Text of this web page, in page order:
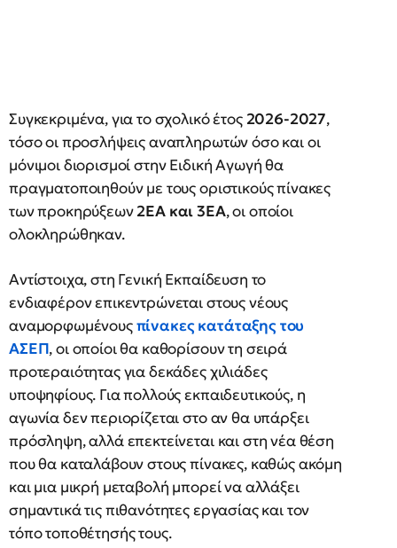
Συγκεκριμένα, για το σχολικό έτος 2026-2027,
τόσο οι προσλήψεις αναπληρωτών όσο και οι
μόνιμοι διορισμοί στην Ειδική Αγωγή θα
πραγματοποιηθούν με τους οριστικούς πίνακες
των προκηρύξεων2ΕΑ και 3ΕΑ, οι οποίοι
ολοκληρώθηκαν.
Αντίστοιχα, στη Γενική Εκπαίδευση το
ενδιαφέρον επικεντρώνεται στους νέους
αναμορφωμένουςπίνακες κατάταξης του
ΑΣΕΠ, οι οποίοι θα καθορίσουν τη σειρά
προτεραιότητας για δεκάδες χιλιάδες
υποψηφίους. Για πολλούς εκπαιδευτικούς, η
αγωνία δεν περιορίζεται στο αν θα υπάρξει
πρόσληψη, αλλά επεκτείνεται και στη νέα θέση
που θα καταλάβουν στους πίνακες, καθώς ακόμη
και μια μικρή μεταβολή μπορεί να αλλάξει
σημαντικά τις πιθανότητες εργασίας και τον
τόπο τοποθέτησής τους.